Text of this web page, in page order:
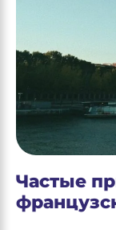
Частые